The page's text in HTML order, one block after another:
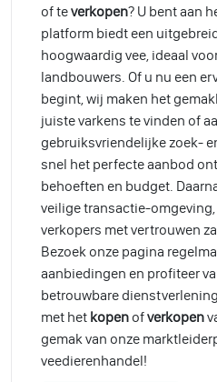
of teverkopen? U bent aan
platform biedt een
hoogwaardig vee, ideaal
landbouwers. Of u nu een
begint, wij maken het
juiste varkens te vinden of
gebruiksvriendelijke zoek-
snel het perfecte aanbod
behoeften en budget.
veilige transactie-
verkopers met vertrouwen
Bezoek onze pagina
aanbiedingen en profiteer
betrouwbare
met het kopen ofverkopen
gemak van onze
veedierenhandel!